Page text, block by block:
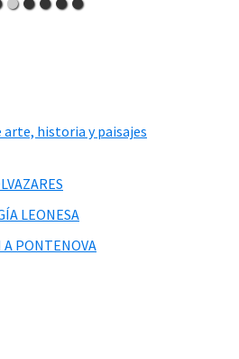
arte, historia y paisajes
LEONESA
A PONTENOVA